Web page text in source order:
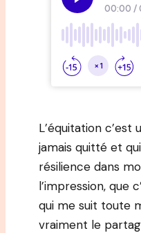
L’équitation c’est
jamais quitté et
résilience dans
l’impression, que
qui me suit toute
vraiment le